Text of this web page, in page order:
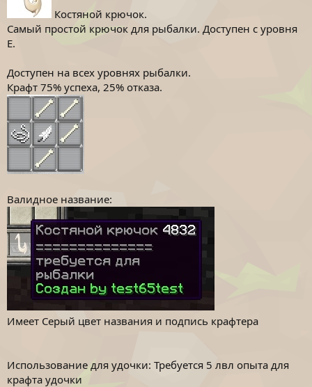
б
н
е
н
Костяной крючок.
Самый простой крючок для рыбалки. Доступен с уровня
E.
Доступен на всех уровнях рыбалки.
Крафт 75% успеха, 25% отказа.
Валидное название:
Имеет Серый цвет названия и подпись крафтера
Использование для удочки: Требуется 5 лвл опыта для
крафта удочки